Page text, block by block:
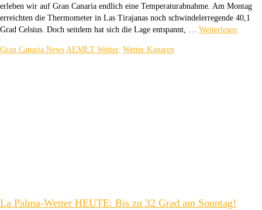
erleben wir auf Gran Canaria endlich eine Temperaturabnahme. Am Montag
erreichten die Thermometer in Las Tirajanas noch schwindelerregende 40,1
Grad Celsius. Doch seitdem hat sich die Lage entspannt, … Weiterlesen
Gran Canaria News AEMET Wetter, Wetter Kanaren
La Palma-Wetter HEUTE: Bis zu 32 Grad am Sonntag!